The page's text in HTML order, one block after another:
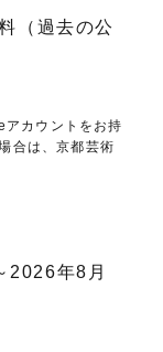
（過去の公
カウントをお持
合は、京都芸術
年8月